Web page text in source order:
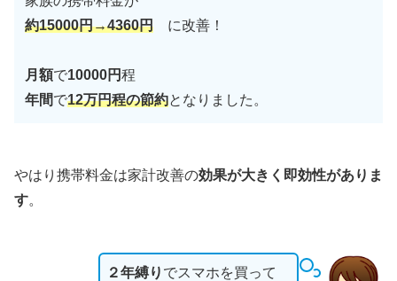
約15000円→4360円 に改善！
月額で10000円程
年間で12万円程の節約となりました。
やはり携帯料金は家計改善の効果が大きく即効性がありま
す。
２年縛り でスマホを買って